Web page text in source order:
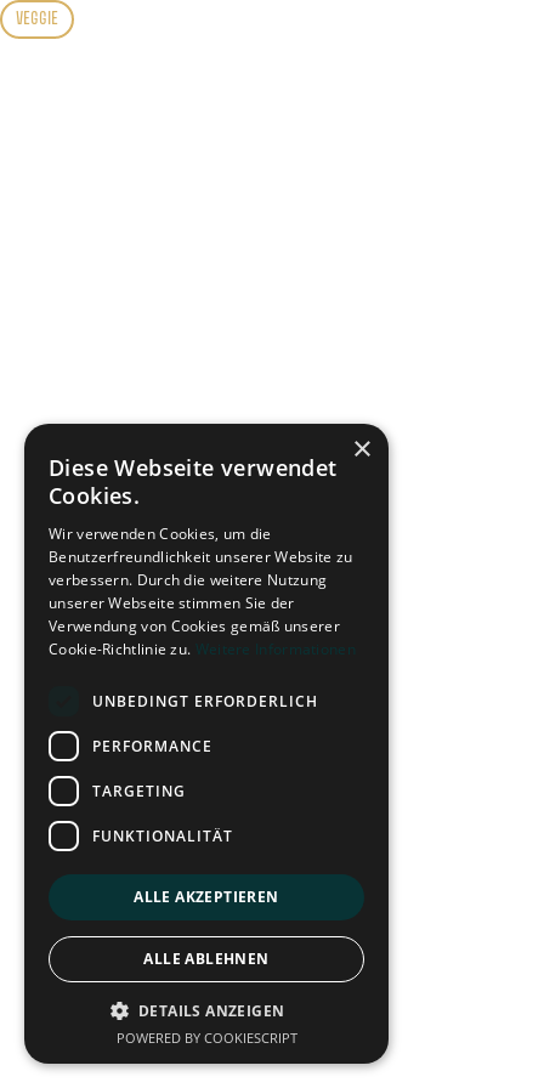
VEGGIE
×
Diese Webseite verwendet
Cookies.
Wir verwenden Cookies, um die
Benutzerfreundlichkeit unserer Website zu
verbessern. Durch die weitere Nutzung
unserer Webseite stimmen Sie der
Verwendung von Cookies gemäß unserer
Cookie-Richtlinie zu. Weitere Informationen
UNBEDINGT ERFORDERLICH
PERFORMANCE
TARGETING
FUNKTIONALITÄT
ALLE AKZEPTIEREN
ALLE ABLEHNEN
DETAILS ANZEIGEN
POWERED BY COOKIESCRIPT